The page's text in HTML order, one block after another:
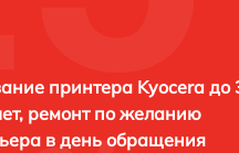
принтера Kyocera до
ремонт по желанию
в день обращения